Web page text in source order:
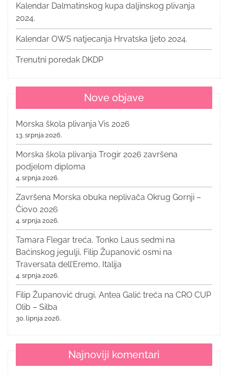
Kalendar Dalmatinskog kupa daljinskog plivanja
2024.
Kalendar OWS natjecanja Hrvatska ljeto 2024.
Trenutni poredak DKDP
Nove objave
Morska škola plivanja Vis 2026
13. srpnja 2026.
Morska škola plivanja Trogir 2026 završena
podjelom diploma
4. srpnja 2026.
Završena Morska obuka neplivača Okrug Gornji –
Čiovo 2026
4. srpnja 2026.
Tamara Flegar treća, Tonko Laus sedmi na
Baćinskog jegulji, Filip Županović osmi na
Traversata dell’Eremo, Italija
4. srpnja 2026.
Filip Županović drugi, Antea Galić treća na CRO CUP
Olib – Silba
30. lipnja 2026.
Najnoviji komentari